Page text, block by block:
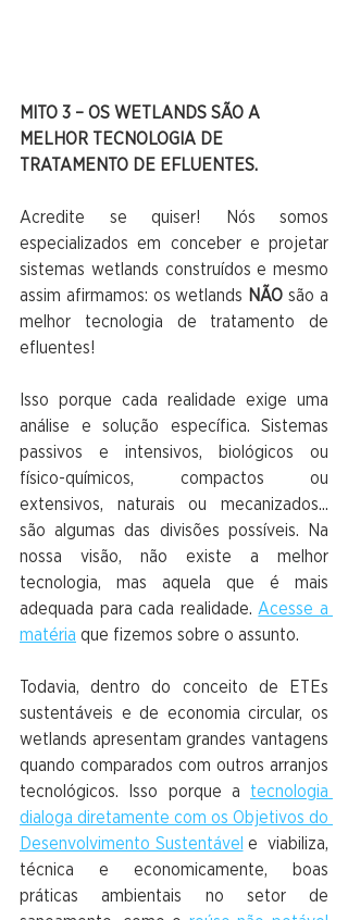
MITO 3 – OS WETLANDS SÃO A
MELHOR TECNOLOGIA DE
TRATAMENTO DE EFLUENTES.
Acredite se quiser! Nós somos
especializados em conceber e projetar
sistemas wetlands construídos e mesmo
assim afirmamos: os wetlands NÃO são a
melhor tecnologia de tratamento de
efluentes!
Isso porque cada realidade exige uma
análise e solução específica. Sistemas
passivos e intensivos, biológicos ou
físico-químicos, compactos ou
extensivos, naturais ou mecanizados...
são algumas das divisões possíveis. Na
nossa visão, não existe a melhor
tecnologia, mas aquela que é mais
adequada para cada realidade. Acesse a
matéria que fizemos sobre o assunto.
Todavia, dentro do conceito de ETEs
sustentáveis e de economia circular, os
wetlands apresentam grandes vantagens
quando comparados com outros arranjos
tecnológicos. Isso porque a tecnologia
dialoga diretamente com os Objetivos do
Desenvolvimento Sustentável e  viabiliza,
técnica e economicamente, boas
práticas ambientais no setor de